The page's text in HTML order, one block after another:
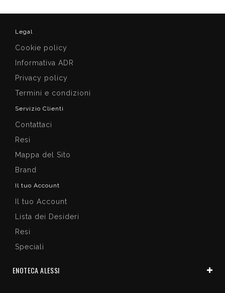
Legal
Cookie policy
Informativa ADR
Privacy policy
Termini e condizioni
Servizio Clienti
Contattaci
Resi
Mappa del Sito
Brand
Il tuo Account
Il tuo Account
Lista dei Desideri
Resi
Speciali
ENOTECA ALESSI